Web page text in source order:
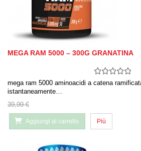
MEGA RAM 5000 – 300G GRANATINA
mega ram 5000 aminoacidi a catena
istantaneamente…
39,99 €
Aggiungi al carrello Più